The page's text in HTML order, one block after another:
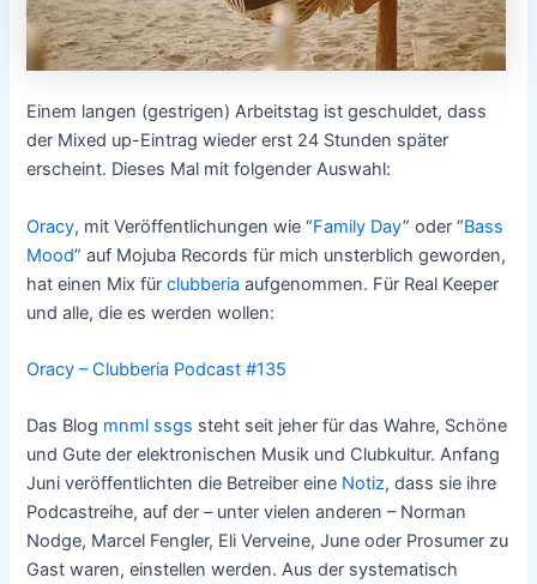
Einem langen (gestrigen) Arbeitstag ist geschuldet, dass
der Mixed up-Eintrag wieder erst 24 Stunden später
erscheint. Dieses Mal mit folgender Auswahl:
Oracy, mit Veröffentlichungen wie “Family Day” oder “Bass
Mood” auf Mojuba Records für mich unsterblich geworden,
hat einen Mix fürclubberia aufgenommen. Für Real Keeper
und alle, die es werden wollen:
Oracy – Clubberia Podcast #135
Das Blog mnml ssgs steht seit jeher für das Wahre, Schöne
und Gute der elektronischen Musik und Clubkultur. Anfang
Juni veröffentlichten die Betreiber eine Notiz, dass sie ihre
Podcastreihe, auf der – unter vielen anderen – Norman
Nodge, Marcel Fengler, Eli Verveine, June oder Prosumer zu
Gast waren, einstellen werden. Aus der systematisch